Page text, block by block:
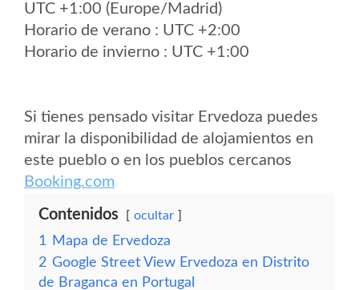
UTC +1:00 (Europe/Madrid)
Horario de verano : UTC +2:00
Horario de invierno : UTC +1:00
Si tienes pensado visitar Ervedoza puedes
mirar la disponibilidad de alojamientos en
este pueblo o en los pueblos cercanos
Booking.com
Contenidos ocultar
1
Mapa de Ervedoza
2 Google Street View Ervedoza en Distrito
de Braganca en Portugal